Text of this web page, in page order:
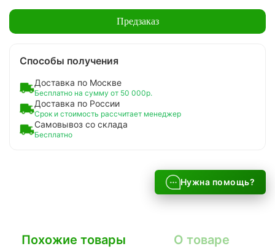
Предзаказ
Способы получения
Доставка по Москве
Бесплатно на сумму от 50 000р.
Доставка по России
Срок и стоимость рассчитает менеджер
Самовывоз со склада
Бесплатно
Нужна помощь?
Похожие товары
О товаре